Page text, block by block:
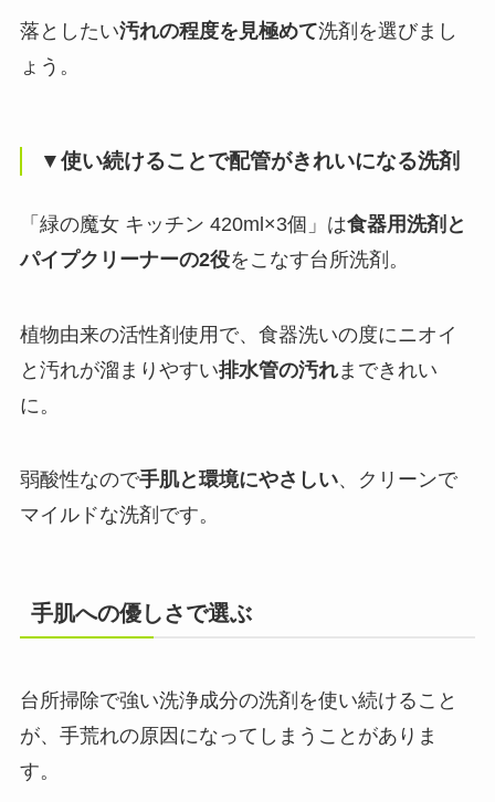
落としたい汚れの程度を見極めて洗剤を選びまし
ょう。
▼使い続けることで配管がきれいになる洗剤
「緑の魔女 キッチン 420ml×3個」は食器用洗剤と
パイプクリーナーの2役をこなす台所洗剤。
植物由来の活性剤使用で、食器洗いの度にニオイ
と汚れが溜まりやすい排水管の汚れまできれい
に。
弱酸性なので手肌と環境にやさしい、クリーンで
マイルドな洗剤です。
手肌への優しさで選ぶ
台所掃除で強い洗浄成分の洗剤を使い続けること
が、手荒れの原因になってしまうことがありま
す。